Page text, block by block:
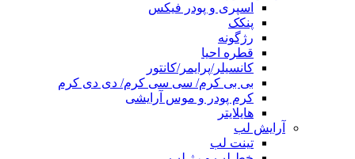
اسپری و پودر فیکس
پنکک
رژگونه
قطره احیا
کانسیلر/پرایمر/کانتور
بی بی کرم/ سی سی کرم/ دی دی کرم
کرم پودر و موس آرایشی
هایلایتر
آرایش لب
تینت لب